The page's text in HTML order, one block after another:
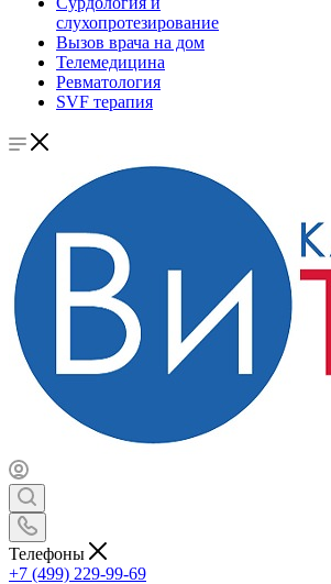
слухопротезирование
Вызов врача на дом
Телемедицина
Ревматология
SVF терапия
Телефоны
+7 (499) 229-99-69